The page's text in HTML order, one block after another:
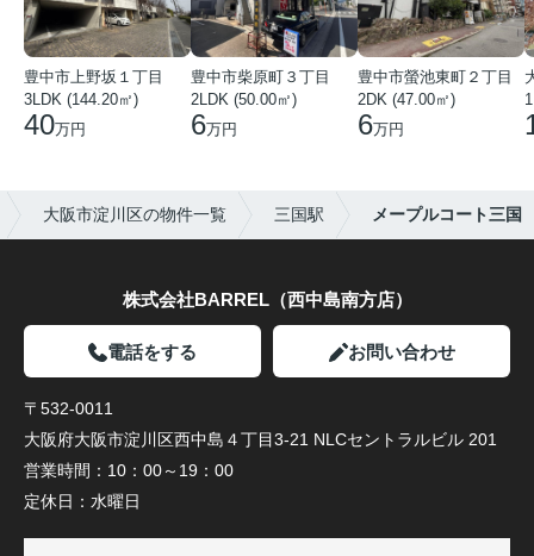
豊中市上野坂１丁目
3LDK (144.20㎡)
40万円
豊中市柴原町３丁目
2LDK (50.00㎡)
6万円
豊中市螢池東町２丁目
2DK (47.00㎡)
6万円
大阪市淀川区の物件一覧 三国駅 メープルコート三国
株式会社BARREL（西中島南方店）
電話をする お問い合わせ
〒532-0011
大阪府大阪市淀川区西中島４丁目3-21 NLCセントラルビル 201
営業時間： 10：00～19：00
定休日： 水曜日